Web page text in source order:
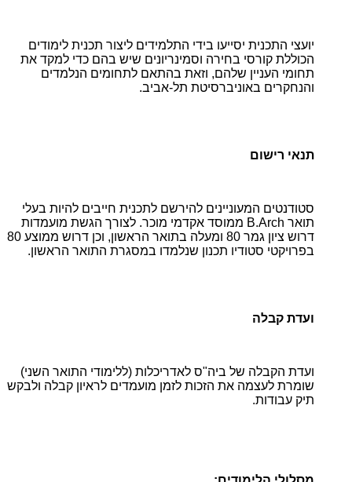
יועצי התכנית יסייעו בידי התלמידים ליצור תכנית לימודים
הכוללת קורסי בחירה וסמינריונים שיש בהם כדי למקד את
תחומי העניין שלהם, וזאת בהתאם לתחומים הנלמדים
והנחקרים באוניברסיטת תל-אביב.
תנאי רישום
סטודנטים המעוניינים להירשם לתכנית חייבים להיות בעלי
תואר B.Arch ממוסד אקדמי מוכר. לצורך הגשת מועמדות
דרוש ציון גמר 80 ומעלה בתואר הראשון, וכן דרוש ממוצע 80
בפרויקטי סטודיו תכנון שנלמדו במסגרת התואר הראשון.
ועדת קבלה
ועדת הקבלה של ביה"ס לאדריכלות (ללימודי התואר השני)
שומרת לעצמה את הזכות לזמן מועמדים לראיון קבלה ולבקש
תיק עבודות.